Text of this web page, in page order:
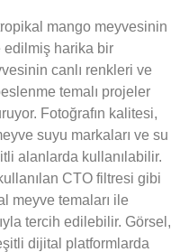
mango meyvesinin
edilmiş harika bir
canlı renkleri ve
temalı projeler
Fotoğrafın kalitesi,
suyu markaları ve su
alanlarda kullanılabilir.
CTO filtresi gibi
meyve temaları ile
tercih edilebilir. Görsel,
dijital platformlarda